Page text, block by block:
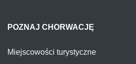
POZNAJ CHORWACJĘ
Miejscowości turystyczne